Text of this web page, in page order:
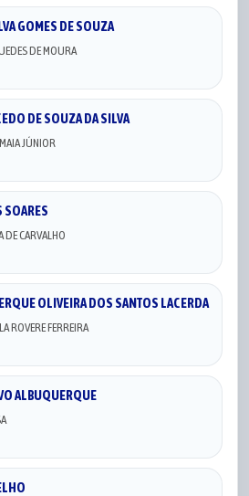
GOMES DE SOUZA
DE MOURA
DE SOUZA DA SILVA
JÚNIOR
SOARES
DE CARVALHO
OLIVEIRA DOS SANTOS LACERDA
ROVERE FERREIRA
ALBUQUERQUE